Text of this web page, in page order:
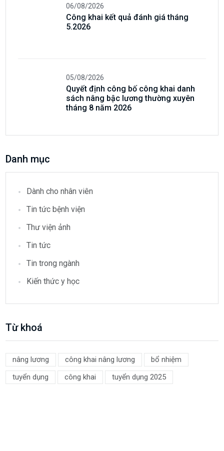
06/08/2026
Công khai kết quả đánh giá tháng
5.2026
05/08/2026
Quyết định công bố công khai danh
sách nâng bậc lương thường xuyên
tháng 8 năm 2026
Danh mục
Dành cho nhân viên
Tin tức bệnh viện
Thư viện ảnh
Tin tức
Tin trong ngành
Kiến thức y học
Từ khoá
nâng lương công khai nâng lương
bổ nhiệm
tuyển dụng
công khai tuyển dụng 2025